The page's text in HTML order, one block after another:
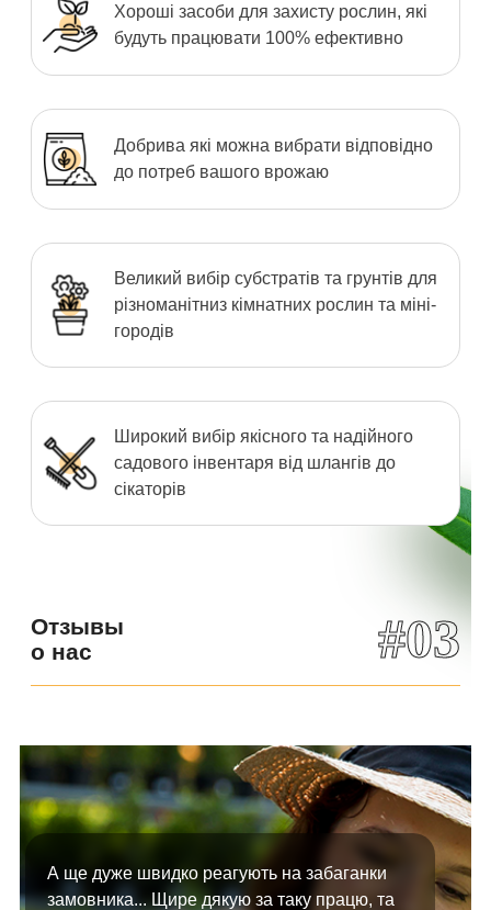
Хороші засоби для захисту рослин, які
будуть працювати 100% ефективно
Добрива які можна вибрати відповідно
до потреб вашого врожаю
Великий вибір субстратів та грунтів для
різноманітниз кімнатних рослин та міні-
городів
Широкий вибір якісного та надійного
садового інвентаря від шлангів до
сікаторів
Отзывы
о нас
#03
А ще дуже швидко реагують на забаганки
замовника... Щире дякую за таку працю, та